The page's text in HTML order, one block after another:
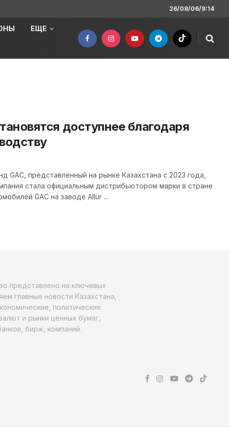
26/08/06/9:14
ЕЩЕ
доступнее благодаря
GAC, представленный на рынке Казахстана с 2023 года,
стала официальным дистрибьютором марки в стране
GAC на заводе Allur ...
представлено на ключевых
главные новости Казахстана,
политические
и рынки ценных бумаг,
бирж, компаний.